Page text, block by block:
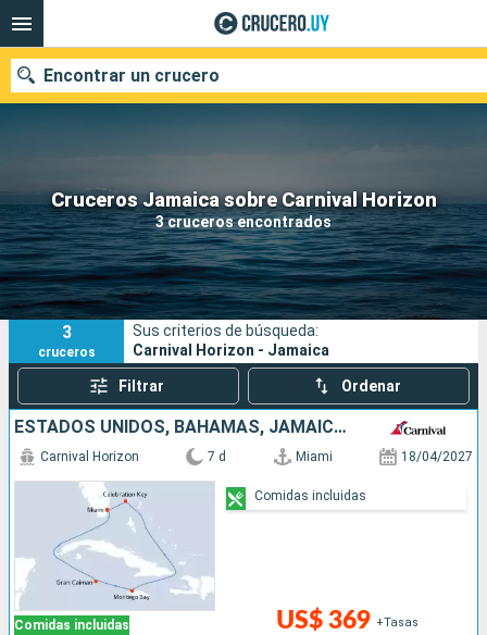
Cruceros Jamaica sobre Carnival Horizon
3 cruceros encontrados
Encontrar un crucero
Nuestros destinos
Fecha de salida
Puertos Compañías
Buscar
3
cruceros
Sus criterios de búsqueda:
Carnival Horizon - Jamaica
Filtrar Ordenar
ESTADOS UNIDOS, BAHAMAS, JAMAICA, ISLAS CAIMÁN
Comidas incluidas
Carnival Horizon 7 d Miami 18/04/2027
US$ 369 +Tasas
Comidas incluidas